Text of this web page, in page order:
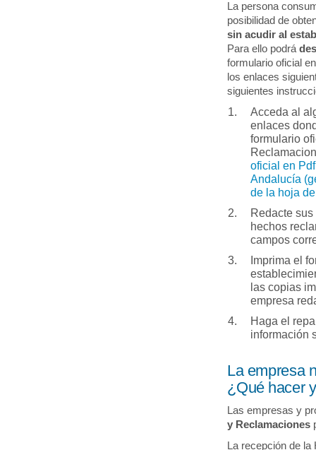
La persona
posibilidad de
sin acudir al
Para ello podrá
formulario oficial
los enlaces
siguientes
Acceda al
enlaces
formulario
oficial en Pdf
Andalucía
de la hoja
Redacte
hechos
campos
Imprima el
las copias
empresa
Haga el
información
La empresa
¿Qué hacer
Las empresas y
y Reclamaciones
La recepción de